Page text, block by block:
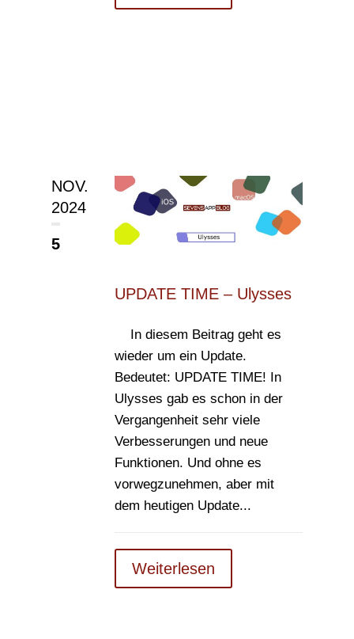
NOV.
2024
5
UPDATE TIME – Ulysses
In diesem Beitrag geht es
wieder um ein Update.
Bedeutet: UPDATE TIME! In
Ulysses gab es schon in der
Vergangenheit sehr viele
Verbesserungen und neue
Funktionen. Und ohne es
vorwegzunehmen, aber mit
dem heutigen Update...
Weiterlesen